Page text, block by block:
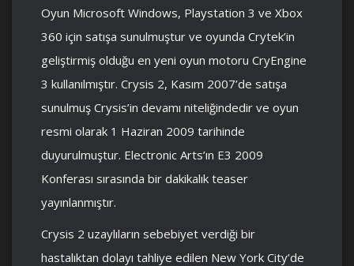
Oyun Microsoft Windows, Playstation 3 ve Xbox
360 için satışa sunulmuştur ve oyunda Crytek’in
geliştirmiş olduğu en yeni oyun motoru CryEngine
3 kullanılmıştır. Crysis 2, Kasım 2007’de satışa
sunulmuş Crysis’in devamı niteliğindedir ve oyun
resmi olarak 1 Haziran 2009 tarihinde
duyurulmuştur. Electronic Arts’ın E3 2009
Konferası sırasında bir dakikalık teaser
yayınlanmıştır.
Crysis 2 uzaylıların sebebiyet verdiği bir
hastalıktan dolayı tahliye edilen New York City’de